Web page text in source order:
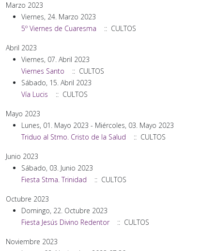
Marzo 2023
Viernes, 24. Marzo 2023
5º Viernes de Cuaresma
:: CULTOS
Abril 2023
Viernes, 07. Abril 2023
Viernes Santo
:: CULTOS
Sábado, 15. Abril 2023
Vía Lucis
:: CULTOS
Mayo 2023
Lunes, 01. Mayo 2023 - Miércoles, 03. Mayo 2023
Triduo al Stmo. Cristo de la Salud
:: CULTOS
Junio 2023
Sábado, 03. Junio 2023
Fiesta Stma. Trinidad
:: CULTOS
Octubre 2023
Domingo, 22. Octubre 2023
Fiesta Jesús Divino Redentor
:: CULTOS
Noviembre 2023